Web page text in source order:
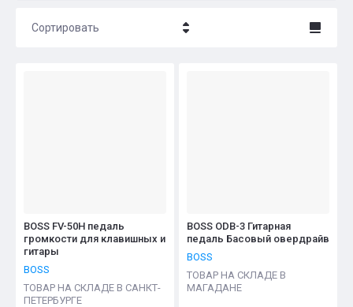
Сортировать
BOSS FV-50H педаль
громкости для клавишных и
гитары
BOSS
ТОВАР НА СКЛАДЕ В САНКТ-
ПЕТЕРБУРГЕ
BOSS ODB-3 Гитарная
педаль Басовый овердрайв
BOSS
ТОВАР НА СКЛАДЕ В
МАГАДАНЕ